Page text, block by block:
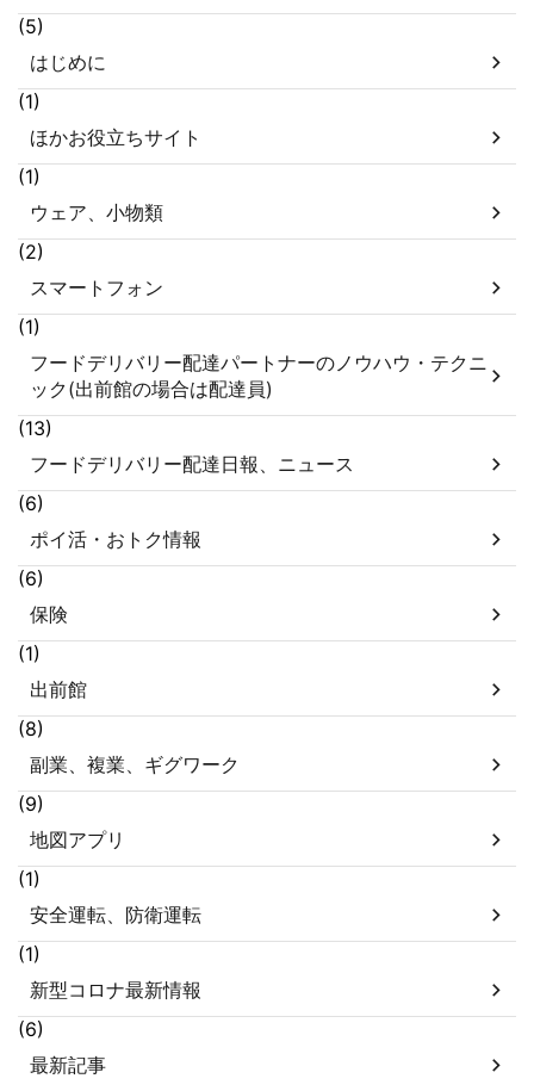
(5)
はじめに
(1)
ほかお役立ちサイト
(1)
ウェア、小物類
(2)
スマートフォン
(1)
フードデリバリー配達パートナーのノウハウ・テクニ
ック(出前館の場合は配達員)
(13)
フードデリバリー配達日報、ニュース
(6)
ポイ活・おトク情報
(6)
保険
(1)
出前館
(8)
副業、複業、ギグワーク
(9)
地図アプリ
(1)
安全運転、防衛運転
(1)
新型コロナ最新情報
(6)
最新記事